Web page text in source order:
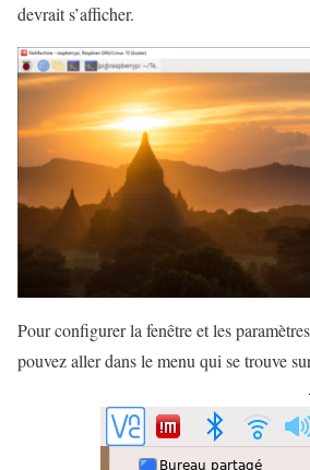
devrait s’afficher.
Pour configurer la fenêtre et les
pouvez aller dans le menu qui se trouve